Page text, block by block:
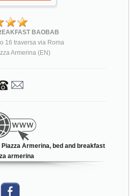
BAOBAB
16 traversa via Roma
Armerina (EN)
Armerina, bed and breakfast
armerina